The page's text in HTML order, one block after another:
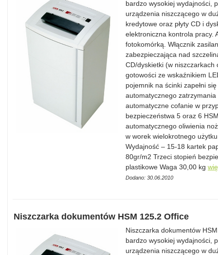
bardzo wysokiej wydajności,
urządzenia niszczącego w
kredytowe oraz płyty CD i
elektroniczna kontrola pracy.
fotokomórką. Włącznik
zabezpieczająca nad
CD/dyskietki (w
gotowości ze wskaźnikiem
pojemnik na ścinki zapełni
automatycznego
automatyczne cofanie w
bezpieczeństwa 5 oraz 6
automatycznego oliwienia
w worek wielokrotnego
Wydajność – 15-18 kartek
80gr/m2 Trzeci stopień
plastikowe Waga 30,00 kg
Dodano: 30.06.2010
Niszczarka dokumentów HSM 125.2 Office
Niszczarka dokumentów
bardzo wysokiej wydajności,
urządzenia niszczącego w